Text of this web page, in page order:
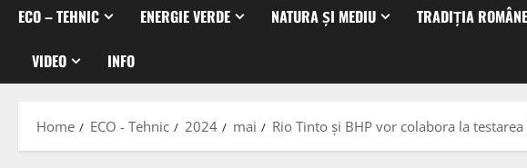
ECO – TEHNIC ENERGIE VERDE NATURA ȘI MEDIU TRADIȚIA
VIDEO INFO
Home ECO - Tehnic 2024 mai Rio Tinto și BHP vor colabora la